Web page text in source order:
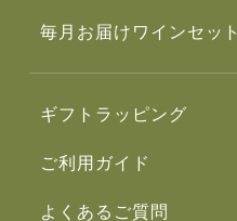
毎月お届けワインセット
ギフトラッピング
ご利用ガイド
よくあるご質問